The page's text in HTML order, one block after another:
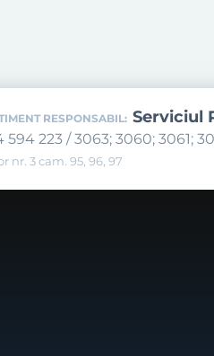
RESPONSABIL: Serviciul
594 223 / 3063; 3060; 3061;
nr. 3 cam. 95, 96, 97